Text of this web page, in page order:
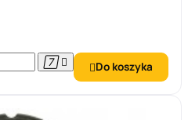
  Do koszyka